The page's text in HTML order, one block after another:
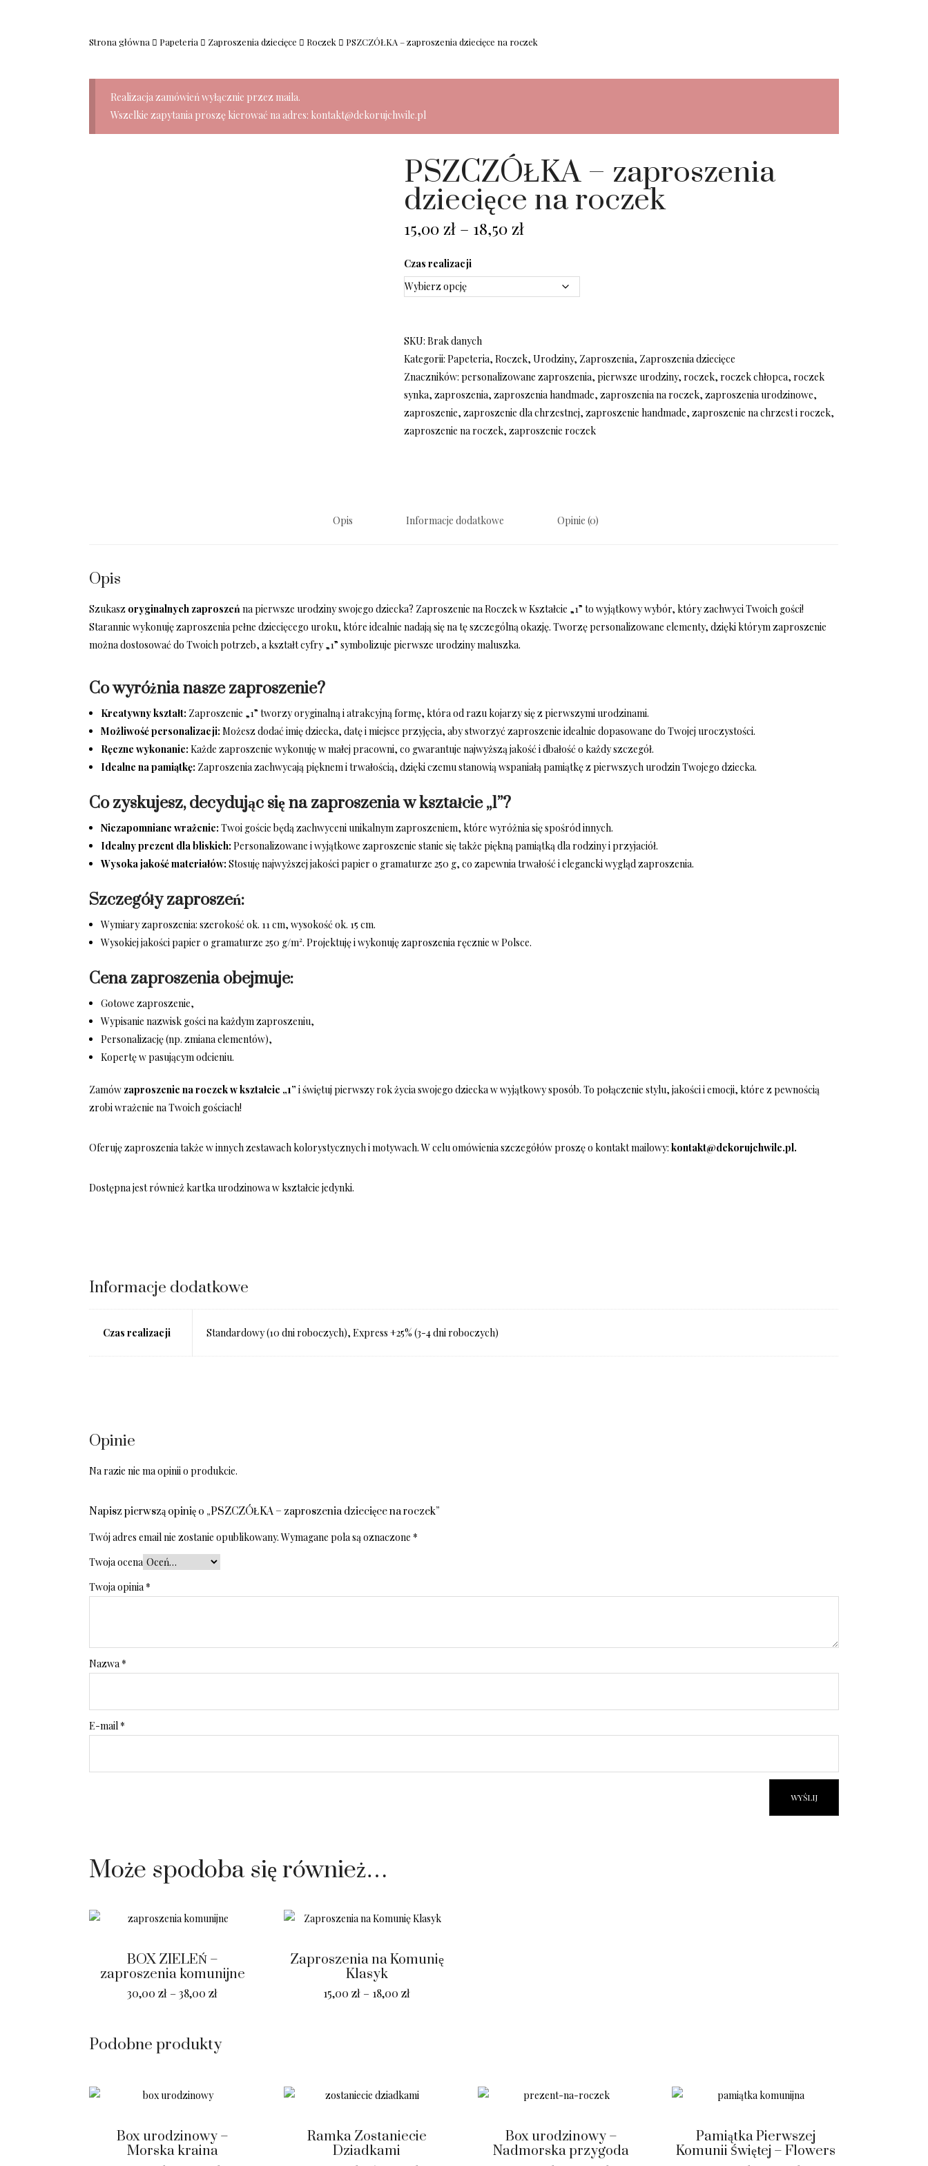
Strona główna Papeteria Zaproszenia dziecięce Roczek PSZCZÓŁKA – zaproszenia dziecięce na roczek
Realizacja zamówień wyłącznie przez maila.
Wszelkie zapytania proszę kierować na adres: kontakt@dekorujchwile.pl
PSZCZÓŁKA – zaproszenia
dziecięce na roczek
15,00zł – 18,50zł
Czas realizacji
SKU:Brak danych
Kategorii:Papeteria,Roczek,Urodziny, Zaproszenia, Zaproszenia dziecięce
Znaczników:personalizowane zaproszenia,pierwsze urodziny,roczek,roczek chłopca,roczek
synka,zaproszenia,zaproszenia handmade,zaproszenia na roczek,zaproszenia urodzinowe,
zaproszenie,zaproszenie dla chrzestnej,zaproszenie handmade,zaproszenie na chrzest i roczek,
zaproszenie na roczek,zaproszenie roczek
Opis Informacje dodatkowe Opinie (0)
Opis
Szukasz oryginalnych zaproszeńna pierwsze urodziny swojego dziecka? Zaproszenie na Roczek w Kształcie „1” to wyjątkowy wybór, który zachwyci Twoich gości!
Starannie wykonuję zaproszenia pełne dziecięcego uroku, które idealnie nadają się na tę szczególną okazję. Tworzę personalizowane elementy, dzięki którym zaproszenie
można dostosować do Twoich potrzeb, a kształt cyfry „1” symbolizuje pierwsze urodziny maluszka.
Co wyróżnia nasze zaproszenie?
Kreatywny kształt: Zaproszenie „1” tworzy oryginalną i atrakcyjną formę, która od razu kojarzy się z pierwszymi urodzinami.
Możliwość personalizacji: Możesz dodać imię dziecka, datę i miejsce przyjęcia, aby stworzyć zaproszenie idealnie dopasowane do Twojej uroczystości.
Ręczne wykonanie: Każde zaproszenie wykonuję w małej pracowni, co gwarantuje najwyższą jakość i dbałość o każdy szczegół.
Idealne na pamiątkę: Zaproszenia zachwycają pięknem i trwałością, dzięki czemu stanowią wspaniałą pamiątkę z pierwszych urodzin Twojego dziecka.
Co zyskujesz, decydując się na zaproszenia w kształcie „1”?
Niezapomniane wrażenie: Twoi goście będą zachwyceni unikalnym zaproszeniem, które wyróżnia się spośród innych.
Idealny prezent dla bliskich: Personalizowane i wyjątkowe zaproszenie stanie się także piękną pamiątką dla rodziny i przyjaciół.
Wysoka jakość materiałów: Stosuję najwyższej jakości papier o gramaturze 250 g, co zapewnia trwałość i elegancki wygląd zaproszenia.
Szczegóły zaproszeń:
Wymiary zaproszenia: szerokość ok. 11 cm, wysokość ok. 15 cm.
Wysokiej jakości papier o gramaturze 250 g/m². Projektuję i wykonuję zaproszenia ręcznie w Polsce.
Cena zaproszenia obejmuje:
Gotowe zaproszenie,
Wypisanie nazwisk gości na każdym zaproszeniu,
Personalizację (np. zmiana elementów),
Kopertę w pasującym odcieniu.
Zamów zaproszenie na roczek w kształcie „1” i świętuj pierwszy rok życia swojego dziecka w wyjątkowy sposób. To połączenie stylu, jakości i emocji, które z pewnością
zrobi wrażenie na Twoich gościach!
Oferuję zaproszenia także w innych zestawach kolorystycznych i motywach. W celu omówienia szczegółów proszę o kontakt mailowy:kontakt@dekorujchwile.pl.
Dostępna jest również kartka urodzinowa w kształcie jedynki.
Informacje dodatkowe
Czas realizacji Standardowy (10 dni roboczych), Express +25% (3-4 dni roboczych)
Opinie
Na razie nie ma opinii o produkcie.
Napisz pierwszą opinię o „PSZCZÓŁKA – zaproszenia dziecięce na roczek”
Twój adres email nie zostanie opublikowany. Wymagane pola są oznaczone *
Twoja ocena
Twoja opinia *
Nazwa *
E-mail *
Może spodoba się również…
BOX ZIELEŃ –
zaproszenia komunijne
30,00zł – 38,00zł
Zaproszenia na Komunię
Klasyk
15,00zł – 18,00zł
Podobne produkty
Box urodzinowy –
Morska kraina
Ramka Zostaniecie
Dziadkami
Box urodzinowy –
Nadmorska przygoda
Pamiątka Pierwszej
Komunii Świętej – Flowers